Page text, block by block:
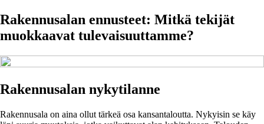
Rakennusalan ennusteet: Mitkä tekijät
muokkaavat tulevaisuuttamme?
Rakennusalan nykytilanne
Rakennusala on aina ollut tärkeä osa kansantaloutta. Nykyisin se käy